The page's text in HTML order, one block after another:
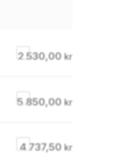
2 530,00 kr
5 850,00 kr
4 737,50 kr